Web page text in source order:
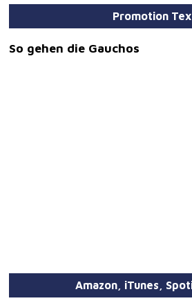
Promotion
So gehen die Gauchos
Amazon, iTunes,